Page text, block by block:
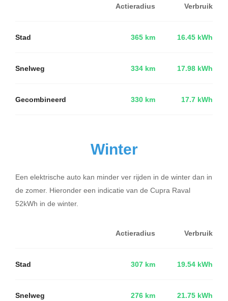
Actieradius Verbruik
Stad 365 km 16.45 kWh
Snelweg 334 km 17.98 kWh
Gecombineerd 330 km 17.7 kWh
Winter
Een elektrische auto kan minder ver rijden in de winter dan in
de zomer. Hieronder een indicatie van de Cupra Raval
52kWh in de winter.
Actieradius Verbruik
Stad 307 km 19.54 kWh
Snelweg 276 km 21.75 kWh